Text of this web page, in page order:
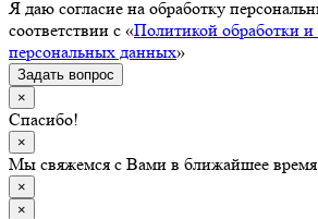
Я даю согласие на обработку
соответствии с «Политикой обработки
персональных данных»
Задать вопрос
×
Спасибо!
×
Мы свяжемся с Вами в ближайшее время
×
×